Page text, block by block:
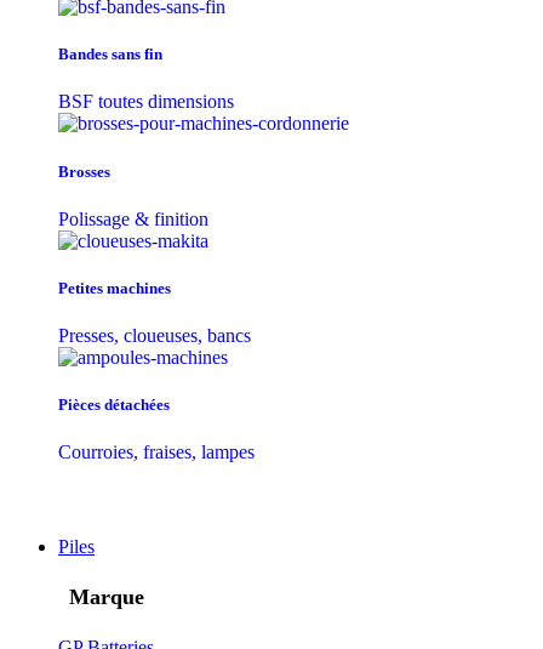
Bandes sans fin
BSF toutes dimensions
Brosses
Polissage & finition
Petites machines
Presses, cloueuses, bancs
Pièces détachées
Courroies, fraises, lampes
Piles
Marque